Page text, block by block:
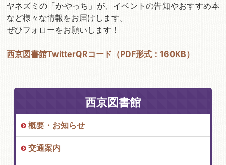
ヤネズミの「かやっち」が、イベントの告知やおすすめ本
など様々な情報をお届けします。
ぜひフォローをお願いします！
西京図書館TwitterQRコード（PDF形式：160KB）
西京図書館
概要・お知らせ
交通案内